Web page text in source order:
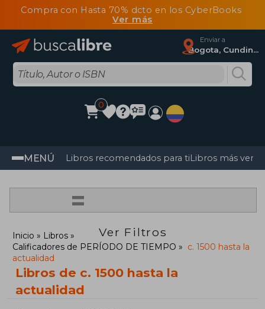
Compra con Hasta 70% dcto en los CyberBooks
Ver más
Enviar a
Bogota, Cundinamarca
0
MENÚ Libros recomendados para tiLibros más
=
Ver Filtros
Inicio
Libros
Calificadores de PERÍODO DE TIEMPO
c. 1500 hasta la
actualidad
Libros de c. 1500 hasta la
actualidad